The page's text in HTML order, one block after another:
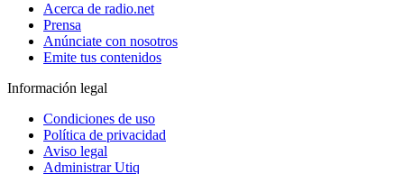
Acerca de radio.net
Prensa
Anúnciate con nosotros
Emite tus contenidos
Información legal
Condiciones de uso
Política de privacidad
Aviso legal
Administrar Utiq